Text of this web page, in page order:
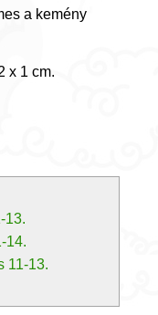
a kemény
x 1 cm.
13.
14.
11-13.